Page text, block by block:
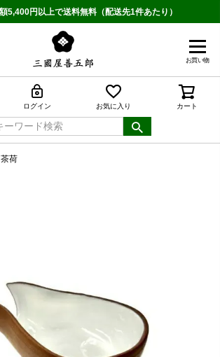
5,400円以上で送料無料（配送先1件あたり）
お買い物
ログイン お気に入り カート
茶荷